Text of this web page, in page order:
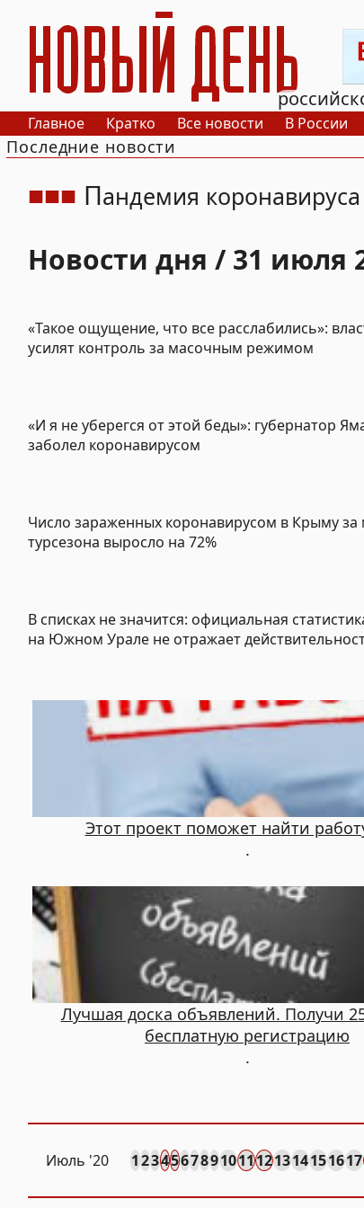
РИА Новый День
Главное Кратко Все новости В России
Последние новости
Пандемия коронавируса
Новости дня / 31 июля
«Такое ощущение, что все расслабились»:
усилят контроль за масочным режимом
«И я не уберегся от этой беды»: губернатор
заболел коронавирусом
Число зараженных коронавирусом в Крыму за
турсезона выросло на 72%
В списках не значится: официальная
на Южном Урале не отражает
Этот проект поможет найти
.
Лучшая доска объявлений. Получи
бесплатную регистрацию
.
Июль '20 1234567891011121314151617